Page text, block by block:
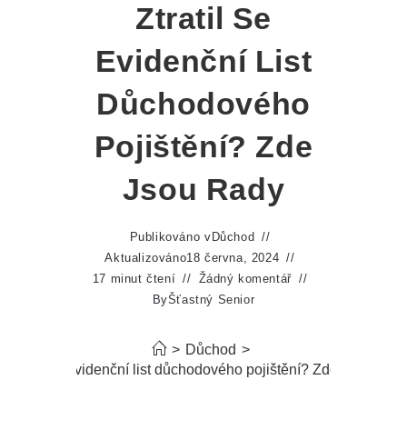
Ztratil Se
Evidenční List
Důchodového
Pojištění? Zde
Jsou Rady
Publikováno v Důchod
Aktualizováno18 června, 2024
17 minut čtení
Žádný komentář
ByŠťastný Senior
> Důchod >
Ztratil se evidenční list důchodového pojištění? Zde jsou rady